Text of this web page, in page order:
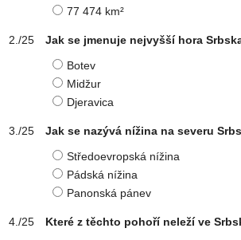
77 474 km²
Jak se jmenuje nejvyšší hora
Botev
Midžur
Djeravica
Jak se nazývá nížina na severu
Středoevropská nížina
Pádská nížina
Panonská pánev
Které z těchto pohoří neleží ve